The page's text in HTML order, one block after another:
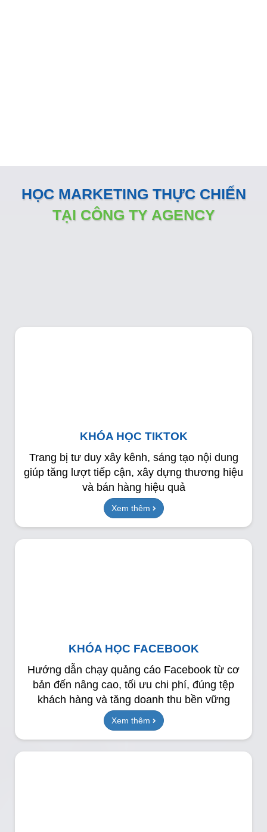
HỌC MARKETING THỰC CHIẾN
TẠI CÔNG TY AGENCY
KHÓA HỌC TIKTOK
Trang bị tư duy xây kênh, sáng tạo nội dung
giúp tăng lượt tiếp cận, xây dựng thương hiệu
và bán hàng hiệu quả
Xem thêm
KHÓA HỌC FACEBOOK
Hướng dẫn chạy quảng cáo Facebook từ cơ
bản đến nâng cao, tối ưu chi phí, đúng tệp
khách hàng và tăng doanh thu bền vững
Xem thêm